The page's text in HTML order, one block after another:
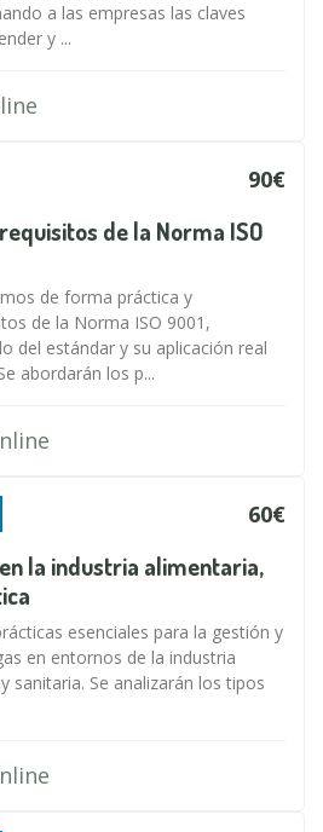
a las empresas las claves
y ...
90€
de la Norma ISO
de forma práctica y
de la Norma ISO 9001,
del estándar y su aplicación real
abordarán los p...
60€
la industria alimentaria,
esenciales para la gestión y
en entornos de la industria
sanitaria. Se analizarán los tipos